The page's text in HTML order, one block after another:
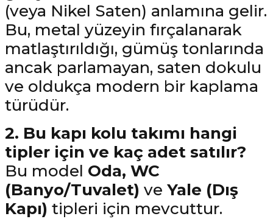
(veya Nikel Saten) anlamına gelir.
Bu, metal yüzeyin fırçalanarak
matlaştırıldığı, gümüş tonlarında
ancak parlamayan, saten dokulu
ve oldukça modern bir kaplama
türüdür.
2. Bu kapı kolu takımı hangi
tipler için ve kaç adet satılır?
Bu model Oda, WC
(Banyo/Tuvalet) ve Yale (Dış
Kapı) tipleri için mevcuttur.